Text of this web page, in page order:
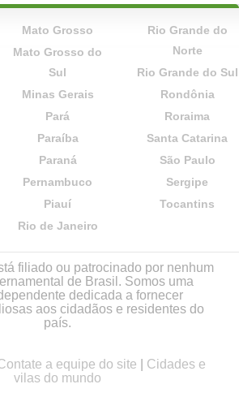
Mato Grosso
Mato Grosso do
Sul
Minas Gerais
Pará
Paraíba
Paraná
Pernambuco
Piauí
Rio de Janeiro
Rio Grande do
Norte
Rio Grande do Sul
Rondônia
Roraima
Santa Catarina
São Paulo
Sergipe
Tocantins
filiado ou patrocinado por nenhum
de Brasil. Somos uma
dedicada a fornecer
aos cidadãos e residentes do
país.
a equipe do site
Cidades e
vilas do mundo